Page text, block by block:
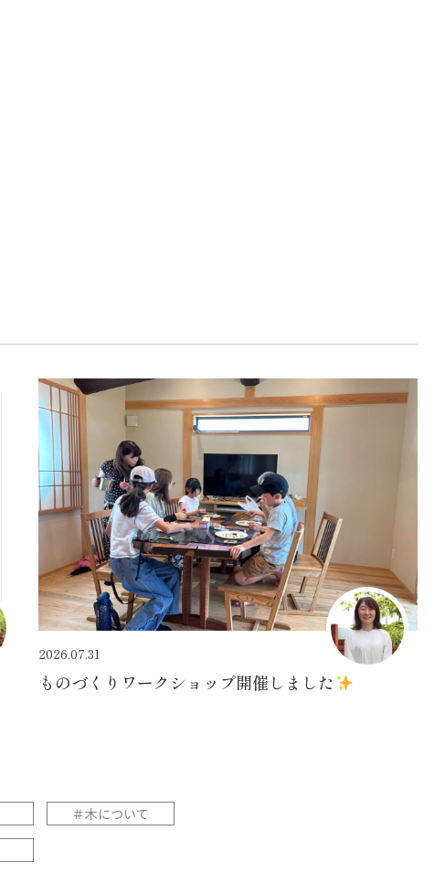
2026.07.31
ものづくりワークショップ開催しました
＃木について